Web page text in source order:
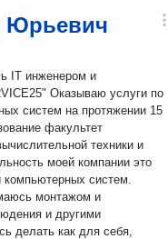
Юрьевич
и
услуги по
систем на протяжении 15
техники и
компьютерных систем.
монтажом и